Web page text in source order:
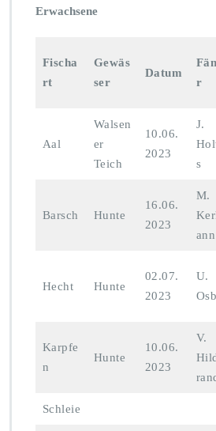
Erwachsene
Fischa
rt
Gewäs
ser
Datum
r
Aal
Walsen
er
Teich
10.06.
2023
J.
s
Barsch Hunte
16.06.
2023
M.
ann
Hecht Hunte
02.07.
2023
U.
Karpfe
n
Hunte
10.06.
2023
V.
Schleie